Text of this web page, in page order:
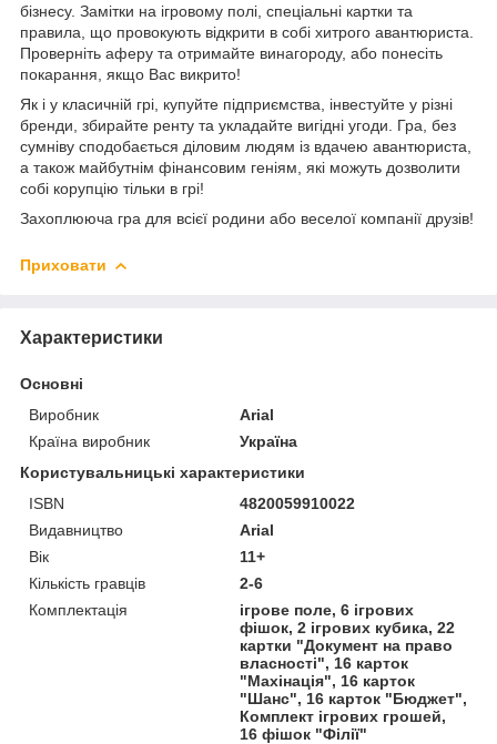
бізнесу. Замітки на ігровому полі, спеціальні картки та
правила, що провокують відкрити в собі хитрого авантюриста.
Проверніть аферу та отримайте винагороду, або понесіть
покарання, якщо Вас викрито!
Як і у класичній грі, купуйте підприємства, інвестуйте у різні
бренди, збирайте ренту та укладайте вигідні угоди. Гра, без
сумніву сподобається діловим людям із вдачею авантюриста,
а також майбутнім фінансовим геніям, які можуть дозволити
собі корупцію тільки в грі!
Захоплююча гра для всієї родини або веселої компанії друзів!
Приховати
Характеристики
Основні
Виробник
Arial
Країна виробник
Україна
Користувальницькі характеристики
ISBN
4820059910022
Видавництво
Arial
Вік
11+
Кількість гравців
2-6
Комплектація
ігрове поле, 6 ігрових
фішок, 2 ігрових кубика, 22
картки "Документ на право
власності", 16 карток
"Махінація", 16 карток
"Шанс", 16 карток "Бюджет",
Комплект ігрових грошей,
16 фішок "Філії"